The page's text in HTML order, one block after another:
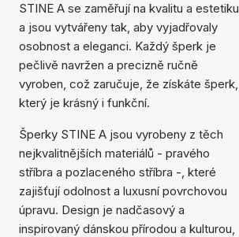
STINE A se zaměřují na kvalitu a estetiku
a jsou vytvářeny tak, aby vyjadřovaly
osobnost a eleganci. Každý šperk je
pečlivě navržen a precizně ručně
vyroben, což zaručuje, že získáte šperk,
který je krásný i funkční.
Šperky STINE A jsou vyrobeny z těch
nejkvalitnějších materiálů - pravého
stříbra a pozlaceného stříbra -, které
zajišťují odolnost a luxusní povrchovou
úpravu. Design je nadčasový a
inspirovaný dánskou přírodou a kulturou,